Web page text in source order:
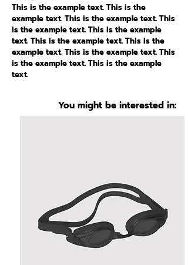
This is the example text. This is the
example text. This is the example text. This
is the example text. This is the example
text. This is the example text. This is the
example text. This is the example text. This
is the example text. This is the example
text.
You might be interested in: